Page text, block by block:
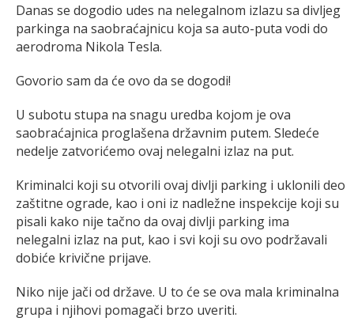
Danas se dogodio udes na nelegalnom izlazu sa divljeg
parkinga na saobraćajnicu koja sa auto-puta vodi do
aerodroma Nikola Tesla.
Govorio sam da će ovo da se dogodi!
U subotu stupa na snagu uredba kojom je ova
saobraćajnica proglašena državnim putem. Sledeće
nedelje zatvorićemo ovaj nelegalni izlaz na put.
Kriminalci koji su otvorili ovaj divlji parking i uklonili deo
zaštitne ograde, kao i oni iz nadležne inspekcije koji su
pisali kako nije tačno da ovaj divlji parking ima
nelegalni izlaz na put, kao i svi koji su ovo podržavali
dobiće krivične prijave.
Niko nije jači od države. U to će se ova mala kriminalna
grupa i njihovi pomagači brzo uveriti.